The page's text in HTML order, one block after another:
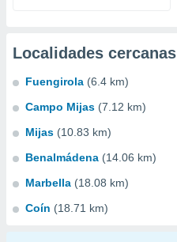
Localidades cercanas
Fuengirola (6.4 km)
Campo Mijas (7.12 km)
Mijas (10.83 km)
Benalmádena (14.06 km)
Marbella (18.08 km)
Coín (18.71 km)